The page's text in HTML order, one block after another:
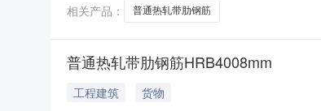
相关产品：
普通热轧带肋钢筋
普通热轧带肋钢筋HRB4008mm
工程建筑
货物